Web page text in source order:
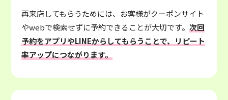
再来店してもらうためには、お客様がクーポンサイト
やwebで検索せずに予約できることが大切です。次回
予約をアプリやLINEからしてもらうことで、リピート
率アップにつながります。